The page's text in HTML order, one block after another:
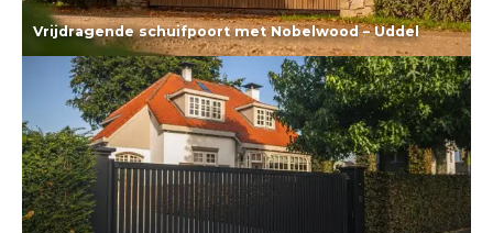
Vrijdragende schuifpoort met Nobelwood – Uddel
Lees meer